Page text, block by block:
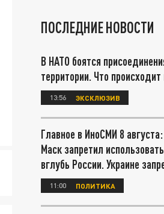
ПОСЛЕДНИЕ НОВОСТИ
В НАТО боятся
территории. Что
13:56 ЭКСКЛЮЗИВ
Главное в ИноСМИ 8
Маск запретил
вглубь России. Украине
11:00 ПОЛИТИКА